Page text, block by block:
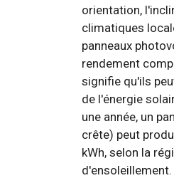
orientation,
climatiques
panneaux
rendement
signifie qu'ils
de l'énergie
une année, un
crête) peut
kWh, selon la